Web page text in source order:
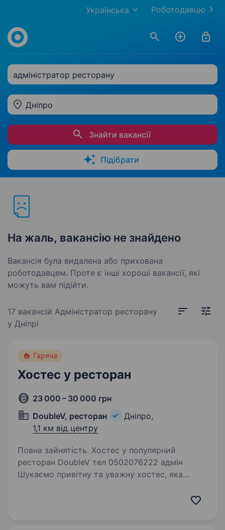
Роботодавцю
Українська
адміністратор ресторану
Дніпро
Знайти вакансії
Підібрати
На жаль, вакансію не знайдено
Вакансія була видалена або прихована
роботодавцем. Проте є інші хороші вакансії, які
можуть вам підійти.
17 вакансій Адміністратор ресторану
у Дніпрі
Гаряча
Хостес у ресторан
23 000 – 30 000 грн
DoubleV, ресторан
Дніпро,
1,1 км від центру
Повна зайнятість. Хостес у популярний
ресторан DoubleV тел 0502076222 адмін
Шукаємо привітну та уважну хостес, яка